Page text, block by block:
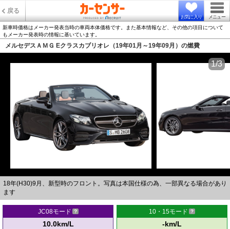
戻る
お気に入り メニュー
新車時価格はメーカー発表当時の車両本体価格です。また基本情報など、その他の項目について
もメーカー発表時の情報に基いています。
メルセデスＡＭＧ Eクラスカブリオレ（19年01月～19年09月）の燃費
18年(H30)9月、新型時のフロント。写真は本国仕様の為、一部異なる場合があり
ます
1/3
JC08モード
10.0km/L
10・15モード
-km/L